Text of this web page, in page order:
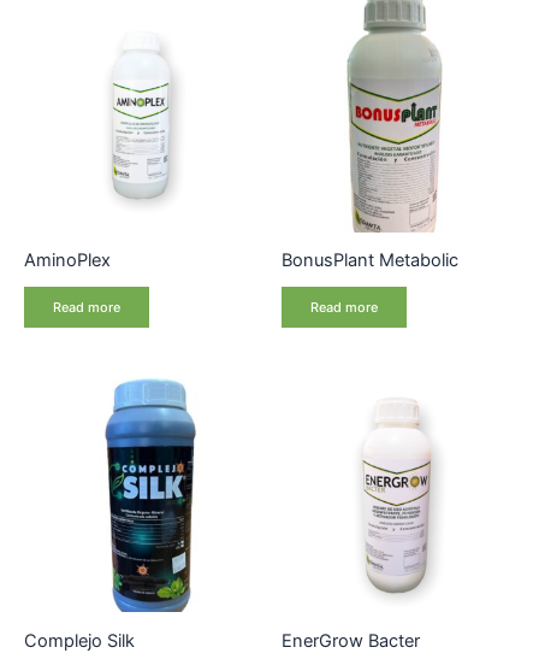
AminoPlex
Read more
BonusPlant Metabolic
Read more
Complejo Silk EnerGrow Bacter